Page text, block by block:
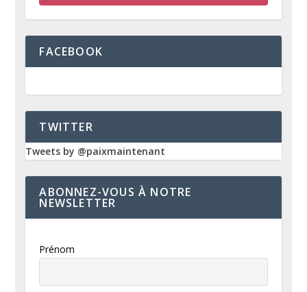
FACEBOOK
TWITTER
Tweets by @paixmaintenant
ABONNEZ-VOUS À NOTRE
NEWSLETTER
Prénom